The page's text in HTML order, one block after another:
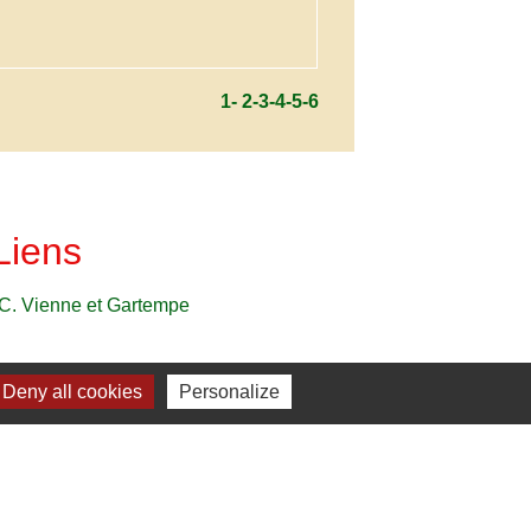
1- 2-3-4-5-6
Vienne et Gartempe
all cookies Personalize